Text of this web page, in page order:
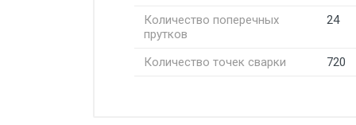
Количество поперечных
прутков
24
Количество точек сварки 720